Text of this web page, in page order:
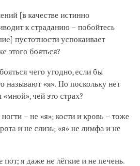
[в качестве истинно
к страданию – побойтесь
пустотности успокаивает
этого бояться?
чего угодно, если бы
называют «я». Но поскольку нет
чей это страх?
– не «я»; кости и кровь – тоже
и не слизь; «я» не лимфа и не
я даже не лёгкие и не печень.